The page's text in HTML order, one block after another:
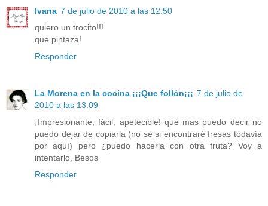
Ivana 7 de julio de 2010 a las 12:50
quiero un trocito!!!
que pintaza!
Responder
La Morena en la cocina ¡¡¡Que follón¡¡¡ 7 de julio de
2010 a las 13:09
¡Impresionante, fácil, apetecible! qué mas puedo decir no
puedo dejar de copiarla (no sé si encontraré fresas todavía
por aquí) pero ¿puedo hacerla con otra fruta? Voy a
intentarlo. Besos
Responder